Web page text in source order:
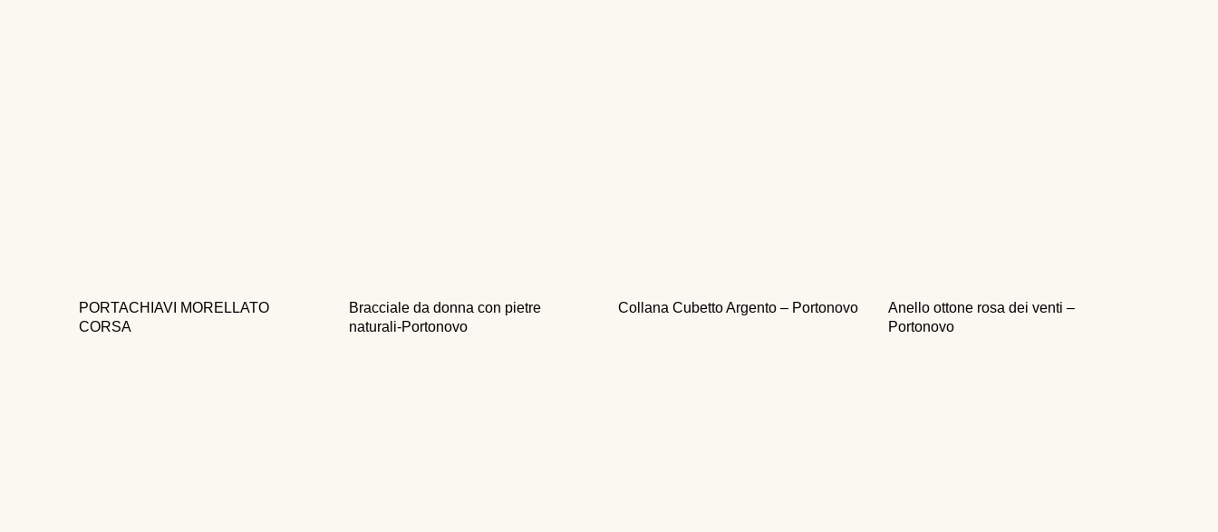
PORTACHIAVI MORELLATO
CORSA
Bracciale da donna con pietre
naturali-Portonovo
Collana Cubetto Argento – Portonovo
Anello ottone rosa dei venti –
Portonovo